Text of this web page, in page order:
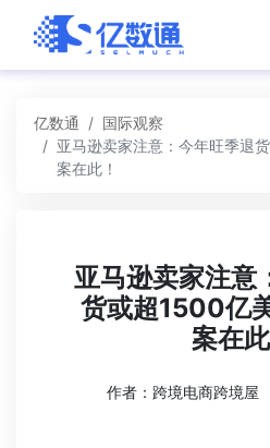
亿数通
国际观察
亚马逊卖家注意：今年旺季退
案在此！
亚马逊卖家注意
货或超1500亿
案在此
作者：跨境电商跨境屋